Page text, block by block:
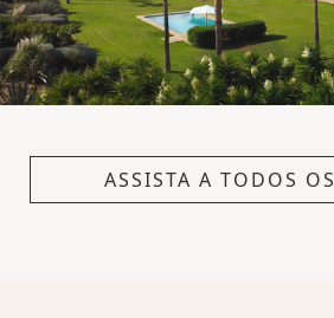
ASSISTA A TODOS